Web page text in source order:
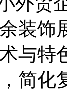
装饰
与特
简化